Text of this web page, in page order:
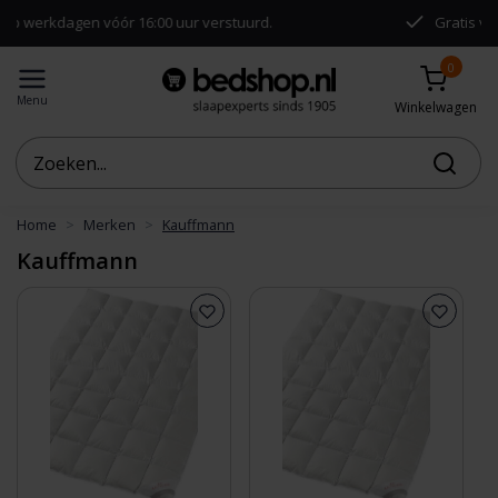
vóór 16:00 uur verstuurd. Gratis
Menu
0
Winkelwagen
Home Merken Kauffmann
Kauffmann